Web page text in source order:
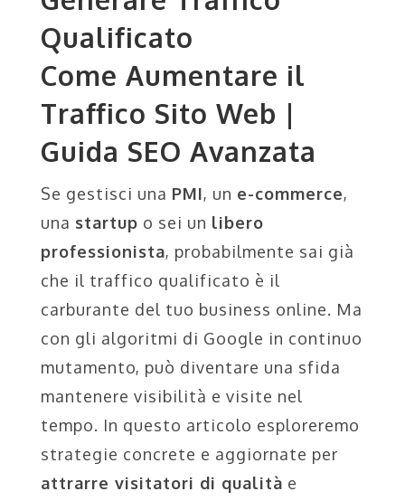
Qualificato
Come Aumentare il
Traffico Sito Web |
Guida SEO Avanzata
Se gestisci una PMI, un e-commerce,
una startup o sei un libero
professionista, probabilmente sai già
che il traffico qualificato è il
carburante del tuo business online. Ma
con gli algoritmi di Google in continuo
mutamento, può diventare una sfida
mantenere visibilità e visite nel
tempo. In questo articolo esploreremo
strategie concrete e aggiornate per
attrarre visitatori di qualità e